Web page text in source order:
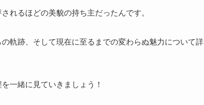
れるほどの美貌の持ち主だったんです。
軌跡、そして現在に至るまでの変わらぬ魅力について詳
一緒に見ていきましょう！